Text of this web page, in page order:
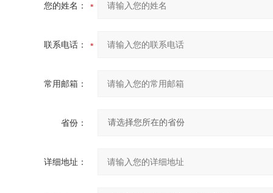
您的姓名：
联系电话：
常用邮箱：
省份：
详细地址：